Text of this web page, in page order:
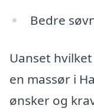
Bedre
Uanset
en massør i
ønsker og